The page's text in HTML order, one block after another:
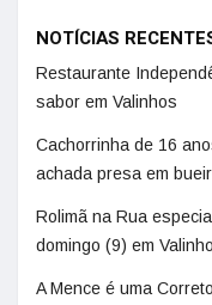
NOTÍCIAS
Restaurante
sabor em Valinhos
Cachorrinha de 16
achada presa em
Rolimã na Rua
domingo (9) em
A Mence é uma